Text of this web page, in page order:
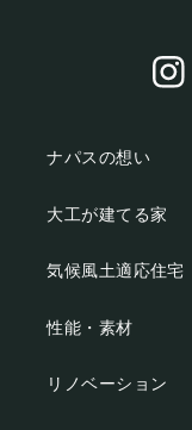
ナパスの想い
大工が建てる家
気候風土適応住宅
性能・素材
リノベーション